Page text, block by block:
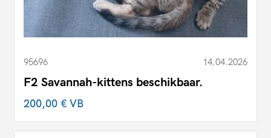
95696 14.04.2026
F2 Savannah-kittens beschikbaar.
200,00 €VB